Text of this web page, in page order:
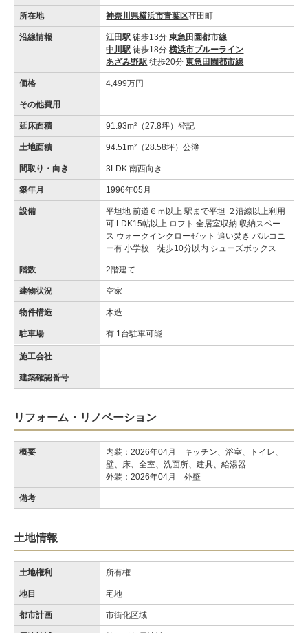
所在地 神奈川県横浜市青葉区荏田町
沿線情報 江田駅 徒歩13分東急田園都市線
中川駅 徒歩18分横浜市ブルーライン
あざみ野駅 徒歩20分東急田園都市線
価格 4,499万円
その他費用
延床面積 91.93m²（27.8坪）登記
土地面積 94.51m²（28.58坪）公簿
間取り・向き 3LDK 南西向き
築年月 1996年05月
設備
平坦地 前道６ｍ以上 駅まで平坦 ２沿線以上利用
可 LDK15帖以上 ロフト 全居室収納 収納スペー
ス ウォークインクローゼット 追い焚き バルコニ
ー有 小学校 徒歩10分以内 シューズボックス
階数 2階建て
建物状況 空家
物件構造 木造
駐車場 有 1台駐車可能
施工会社
建築確認番号
リフォーム・リノベーション
概要
内装：2026年04月 キッチン、浴室、トイレ、
壁、床、全室、洗面所、建具、給湯器
外装：2026年04月 外壁
備考
土地情報
土地権利 所有権
地目 宅地
都市計画 市街化区域